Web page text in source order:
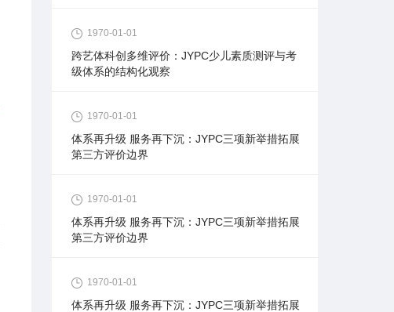
1970-01-01
跨艺体科创多维评价：JYPC少儿素质测评与考
级体系的结构化观察
1970-01-01
体系再升级 服务再下沉：JYPC三项新举措拓展
第三方评价边界
1970-01-01
体系再升级 服务再下沉：JYPC三项新举措拓展
第三方评价边界
1970-01-01
体系再升级 服务再下沉：JYPC三项新举措拓展